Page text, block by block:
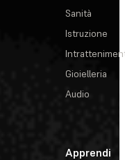
Sanità
Istruzione
Gioielleria
Audio
Apprendi